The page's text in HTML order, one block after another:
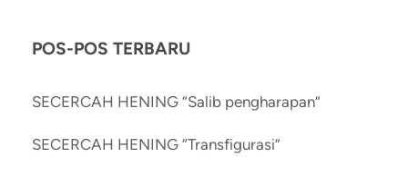
POS-POS TERBARU
SECERCAH HENING “Salib pengharapan”
SECERCAH HENING “Transfigurasi”